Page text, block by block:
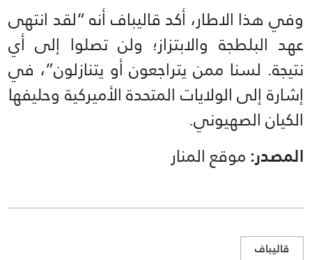
وفي هذا الاطار، أكد قاليباف أنه “لقد انتهى
عهد البلطجة والابتزاز؛ ولن تصلوا إلى أي
نتيجة. لسنا ممن يتراجعون أو يتنازلون”، في
إشارة إلى الولايات المتحدة الأميركية وحليفها
الكيان الصهيوني.
المصدر:موقع المنار
قاليباف